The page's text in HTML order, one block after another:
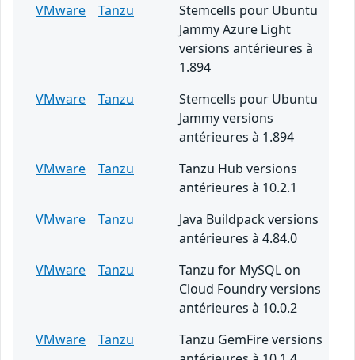
VMware
Tanzu
Stemcells pour Ubuntu
Jammy Azure Light
versions antérieures à
1.894
VMware
Tanzu
Stemcells pour Ubuntu
Jammy versions
antérieures à 1.894
VMware
Tanzu
Tanzu Hub versions
antérieures à 10.2.1
VMware
Tanzu
Java Buildpack versions
antérieures à 4.84.0
VMware
Tanzu
Tanzu for MySQL on
Cloud Foundry versions
antérieures à 10.0.2
VMware
Tanzu
Tanzu GemFire versions